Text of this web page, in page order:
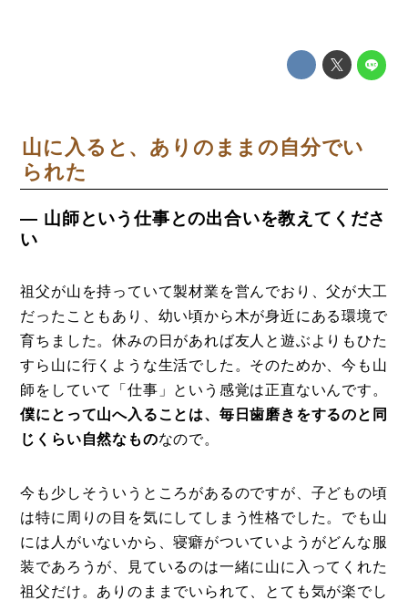
山に入ると、ありのままの自分でい
られた
― 山師という仕事との出合いを教えてくださ
い
祖父が山を持っていて製材業を営んでおり、父が大工
だったこともあり、幼い頃から木が身近にある環境で
育ちました。休みの日があれば友人と遊ぶよりもひた
すら山に行くような生活でした。そのためか、今も山
師をしていて「仕事」という感覚は正直ないんです。
僕にとって山へ入ることは、毎日歯磨きをするのと同
じくらい自然なものなので。
今も少しそういうところがあるのですが、子どもの頃
は特に周りの目を気にしてしまう性格でした。でも山
には人がいないから、寝癖がついていようがどんな服
装であろうが、見ているのは一緒に山に入ってくれた
祖父だけ。ありのままでいられて、とても気が楽でし